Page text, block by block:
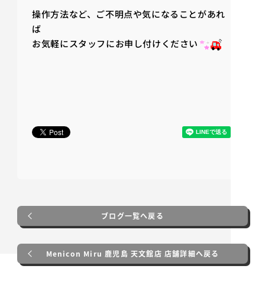
操作方法など、ご不明点や気になることがあれ
ば
お気軽にスタッフにお申し付けください
ブログ一覧へ戻る
Menicon Miru 鹿児島 天文館店 店舗詳細へ戻る